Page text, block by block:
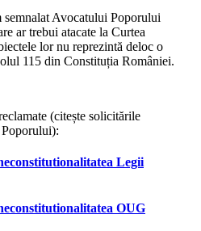
Avocatului Poporului
ar trebui atacate la Curtea
lor nu reprezintă deloc o
115 din Constituția României.
(citește solicitările
Legii
OUG